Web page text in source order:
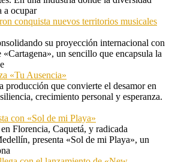
a ocupar
conquista nuevos territorios musicales
su proyección internacional con
«Cartagena», un sencillo que encapsula la
«Tu Ausencia»
producción que convierte el desamor en
crecimiento personal y esperanza.
con «Sol de mi Playa»
Florencia, Caquetá, y radicada
presenta «Sol de mi Playa», un